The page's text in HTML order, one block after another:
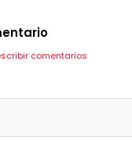
comentarios